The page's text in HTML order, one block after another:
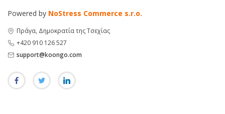
Powered by NoStress Commerce s.r.o.
Πράγα, Δημοκρατία της Τσεχίας
+420 910 126 527
support@koongo.com